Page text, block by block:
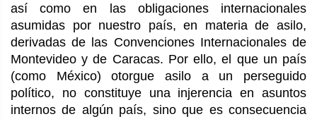
así como en las obligaciones internacionales
asumidas por nuestro país, en materia de asilo,
derivadas de las Convenciones Internacionales de
Montevideo y de Caracas. Por ello, el que un país
(como México) otorgue asilo a un perseguido
político, no constituye una injerencia en asuntos
internos de algún país, sino que es consecuencia